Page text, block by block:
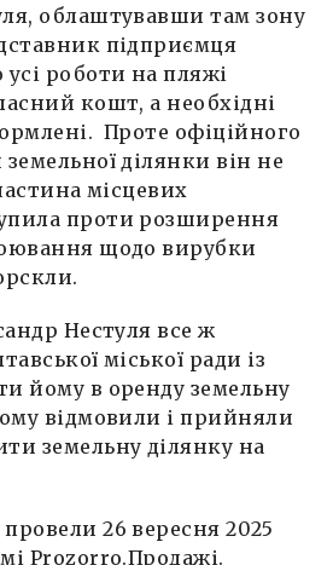
облаштувавши там зону
підприємця
роботи на пляжі
кошт, а необхідні
Проте офіційного
ділянки він не
місцевих
проти розширення
щодо вирубки
Нестуля все ж
міської ради із
йому в оренду земельну
відмовили і прийняли
земельну ділянку на
26 вересня 2025
Prozorro.Продажі.